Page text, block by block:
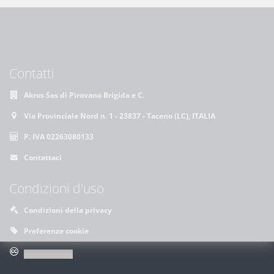
Contatti
Akros Sas di Pirovano Brigida e C.
Via Provinciale Nord n. 1 - 23837 - Taceno (LC), ITALIA
P. IVA 02263080133
Contattaci
Condizioni d'uso
Condizioni della privacy
Preferenze cookie